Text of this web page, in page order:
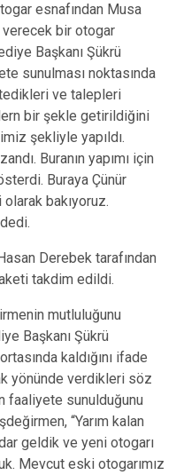
esnafından Musa
verecek bir otogar
Başkanı Şükrü
sunulması noktasında
ve talepleri
bir şekle getirildiğini
şekliyle yapıldı.
Buranın yapımı için
Buraya Çünür
bakıyoruz.
Derebek tarafından
takdim edildi.
mutluluğunu
Başkanı Şükrü
kaldığını ifade
yönünde verdikleri söz
faaliyete sunulduğunu
“Yarım kalan
geldik ve yeni otogarı
Mevcut eski otogarımız